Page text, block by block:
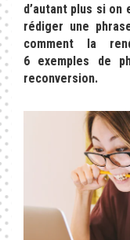
d’autant plus si
rédiger une
comment la
6 exemples de
reconversion.